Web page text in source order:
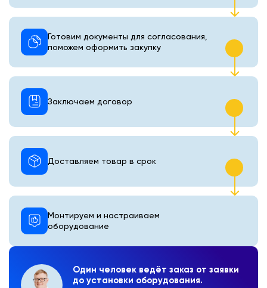
Один человек ведёт заказ от заявки
до установки оборудования.
Готовим документы для согласования,
поможем оформить закупку
Монтируем и настраиваем
оборудование
Доставляем товар в срок
Заключаем договор